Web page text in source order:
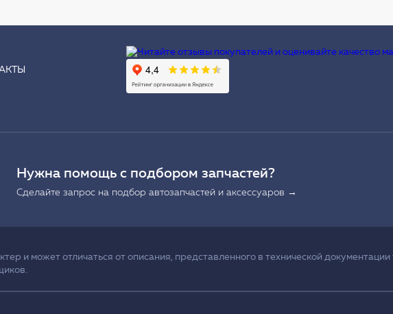
Нужна помощь с подбором запчастей?
Сделайте запрос на подбор автозапчастей и аксессуаров →
и может отличаться от описания, представленного в технической документации